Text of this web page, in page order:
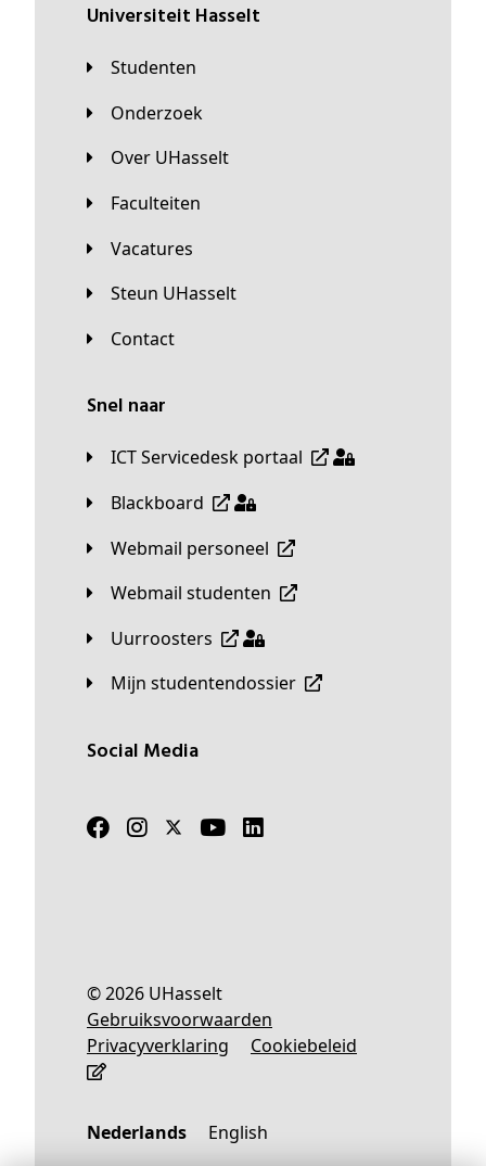
universiteit Hasselt
Studenten
Onderzoek
Over UHasselt
Faculteiten
Vacatures
Steun UHasselt
Contact
Snel naar
ICT Servicedesk portaal
Blackboard
Webmail personeel
Webmail studenten
Uurroosters
Mijn studentendossier
Social Media
© 2026 UHasselt
Gebruiksvoorwaarden
Privacyverklaring
Cookiebeleid
Nederlands English